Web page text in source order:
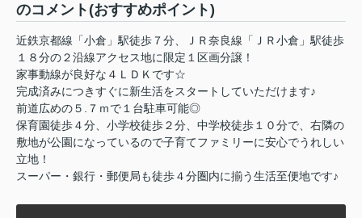
のコメント(おすすめポイント)
近鉄京都線「小倉」駅徒歩７分、ＪＲ奈良線「ＪＲ小倉」駅徒歩
１８分の２沿線アクセス地に限定１区画分譲！
家事動線が良好な４ＬＤＫです☆
完成済みにつきすぐに新生活をスタートしていただけます♪
前道広めの５.７ｍで１台駐車可能◎
保育園徒歩４分、小学校徒歩２分、中学校徒歩１０分で、右隣の
敷地が公園になっているので子育てファミリーに安心でうれしい
立地！
スーパー・銀行・郵便局も徒歩４分圏内に揃う生活至便地です♪